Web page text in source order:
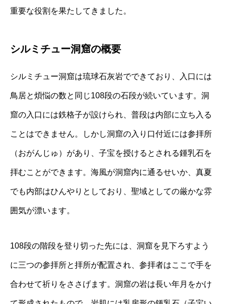
重要な役割を果たしてきました。
シルミチュー洞窟の概要
シルミチュー洞窟は琉球石灰岩でできており、入口には
鳥居と煩悩の数と同じ108段の石段が続いています。洞
窟の入口には鉄格子が設けられ、普段は内部に立ち入る
ことはできません。しかし洞窟の入り口付近には参拝所
（おがんじゅ）があり、子宝を授けるとされる鍾乳石を
拝むことができます。海風が洞窟内に通るせいか、真夏
でも内部はひんやりとしており、聖域としての厳かな雰
囲気が漂います。
108段の階段を登り切った先には、洞窟を見下ろすよう
に三つの参拝所と拝所が配置され、参拝者はここで手を
合わせて祈りをささげます。洞窟の岩は長い年月をかけ